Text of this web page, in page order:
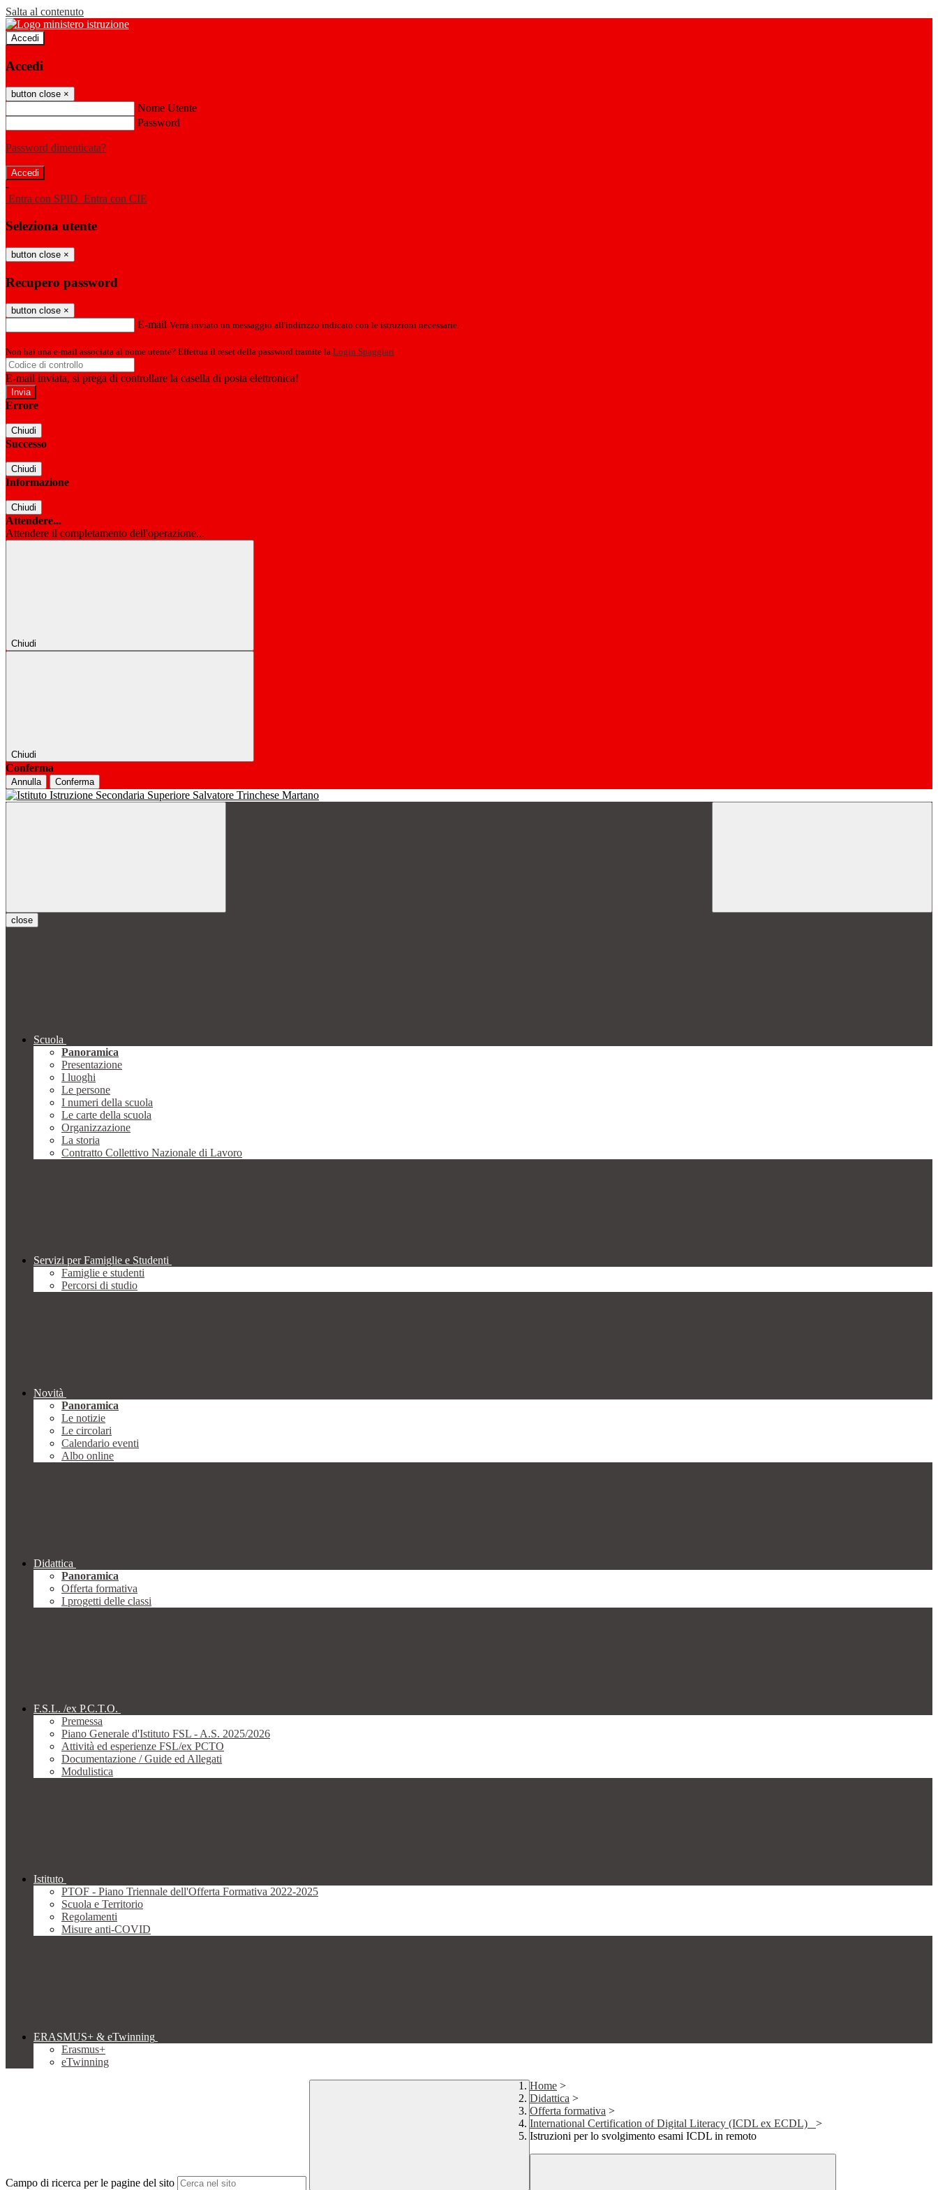
Salta al contenuto
Accedi
Accedi
button close ×
Nome Utente
Password
Password dimenticata?
-
Entra con SPID Entra con CIE
Seleziona utente
button close ×
Recupero password
button close ×
E-mail Verrà inviato un messaggio all'indirizzo indicato con le istruzioni necessarie.
Non hai una e-mail associata al nome utente? Effettua il reset della password tramite la Login Spaggiari
E-mail inviata, si prega di controllare la casella di posta elettronica!
Errore
Chiudi
Successo
Chiudi
Informazione
Chiudi
Attendere...
Attendere il completamento dell'operazione...
Chiudi
Chiudi
Conferma
Annulla Conferma
close
Scuola
Panoramica
Presentazione
I luoghi
Le persone
I numeri della scuola
Le carte della scuola
Organizzazione
La storia
Contratto Collettivo Nazionale di Lavoro
Servizi per Famiglie e Studenti
Famiglie e studenti
Percorsi di studio
Novità
Panoramica
Le notizie
Le circolari
Calendario eventi
Albo online
Didattica
Panoramica
Offerta formativa
I progetti delle classi
F.S.L. /ex P.C.T.O.
Premessa
Piano Generale d'Istituto FSL - A.S. 2025/2026
Attività ed esperienze FSL/ex PCTO
Documentazione / Guide ed Allegati
Modulistica
Istituto
PTOF - Piano Triennale dell'Offerta Formativa 2022-2025
Scuola e Territorio
Regolamenti
Misure anti-COVID
ERASMUS+ & eTwinning
Erasmus+
eTwinning
Campo di ricerca per le pagine del sito
Home >
Didattica >
Offerta formativa >
International Certification of Digital Literacy (ICDL ex ECDL) >
Istruzioni per lo svolgimento esami ICDL in remoto